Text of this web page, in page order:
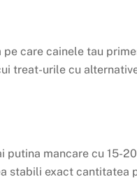
care cainele tau
treat-urile cu
mancare cu 15-
stabili exact cantitatea